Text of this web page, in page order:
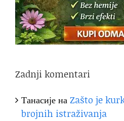
Zadnji komentari
ТанасијенаZašto je
brojnih istraživanja